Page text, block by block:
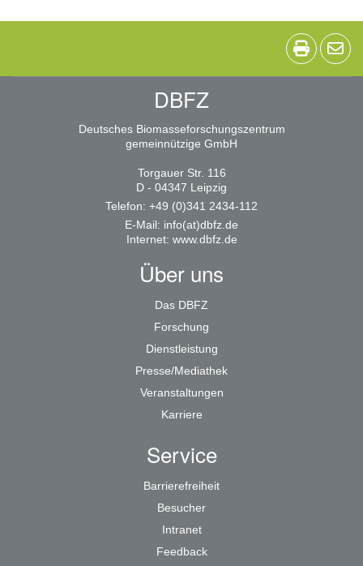
DBFZ
Deutsches Biomasseforschungszentrum
gemeinnützige GmbH
Torgauer Str. 116
D - 04347 Leipzig
Telefon: +49 (0)341 2434-112
E-Mail: info(at)dbfz.de
Internet: www.dbfz.de
Über uns
Das DBFZ
Forschung
Dienstleistung
Presse/Mediathek
Veranstaltungen
Karriere
Service
Barrierefreiheit
Besucher
Intranet
Feedback